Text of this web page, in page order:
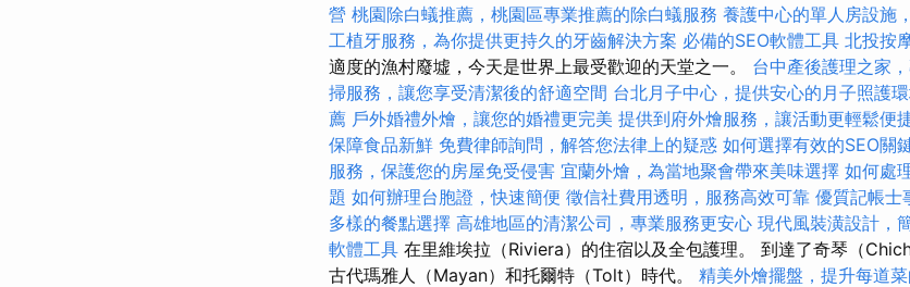
營 桃園除白蟻推薦，桃園區專業推薦的除白蟻服務 養護中心的單人房設施
工植牙服務，為你提供更持久的牙齒解決方案 必備的SEO軟體工具 北投按
適度的漁村廢墟，今天是世界上最受歡迎的天堂之一。 台中產後護理之家
掃服務，讓您享受清潔後的舒適空間 台北月子中心，提供安心的月子照護
薦 戶外婚禮外燴，讓您的婚禮更完美 提供到府外燴服務，讓活動更輕鬆便
保障食品新鮮 免費律師詢問，解答您法律上的疑惑 如何選擇有效的SEO關
服務，保護您的房屋免受侵害 宜蘭外燴，為當地聚會帶來美味選擇 如何處
題 如何辦理台胞證，快速簡便 徵信社費用透明，服務高效可靠 優質記帳士
多樣的餐點選擇 高雄地區的清潔公司，專業服務更安心 現代風裝潢設計，
軟體工具 在里維埃拉（Riviera）的住宿以及全包護理。 到達了奇琴（
古代瑪雅人（Mayan）和托爾特（Tolt）時代。 精美外燴擺盤，提升每道